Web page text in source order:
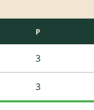
P
3
3